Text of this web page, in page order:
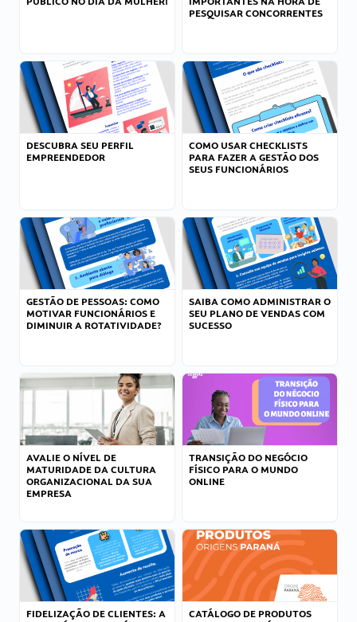
PESQUISAR CONCORRENTES
DESCUBRA SEU PERFIL
EMPREENDEDOR
COMO USAR CHECKLISTS
PARA FAZER A GESTÃO DOS
SEUS FUNCIONÁRIOS
GESTÃO DE PESSOAS: COMO
MOTIVAR FUNCIONÁRIOS E
DIMINUIR A ROTATIVIDADE?
SAIBA COMO ADMINISTRAR O
SEU PLANO DE VENDAS COM
SUCESSO
AVALIE O NÍVEL DE
MATURIDADE DA CULTURA
ORGANIZACIONAL DA SUA
EMPRESA
TRANSIÇÃO DO NEGÓCIO
FÍSICO PARA O MUNDO
ONLINE
FIDELIZAÇÃO DE CLIENTES: A
CATÁLOGO DE PRODUTOS